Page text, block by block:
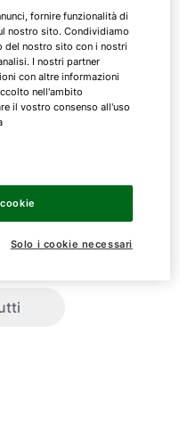
del
termico amovibile e
e varianti W
fornire funzionalità di
nostro sito. Condividiamo
del nostro sito con i nostri
I nostri partner
con altre informazioni
nell'ambito
il vostro consenso all'uso
Solo i cookie necessari